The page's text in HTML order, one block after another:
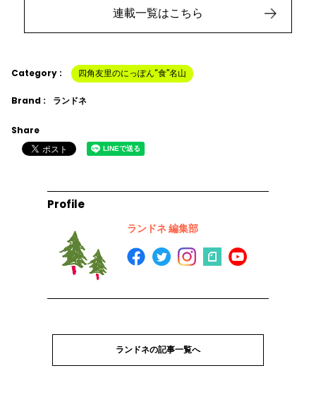
連載一覧はこちら
Category : 四角友里のにっぽん“食”名山
Brand : ランドネ
Share
Profile
ランドネ 編集部
ランドネの記事一覧へ